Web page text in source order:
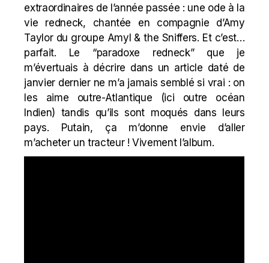
extraordinaires de l’année passée : une ode à la
vie redneck, chantée en compagnie d’Amy
Taylor du groupe Amyl & the Sniffers. Et c’est…
parfait. Le “paradoxe redneck” que je
m’évertuais à décrire dans un article daté de
janvier dernier ne m’a jamais semblé si vrai : on
les aime outre-Atlantique (ici outre océan
Indien) tandis qu’ils sont moqués dans leurs
pays. Putain, ça m’donne envie d’aller
m’acheter un tracteur ! Vivement l’album.